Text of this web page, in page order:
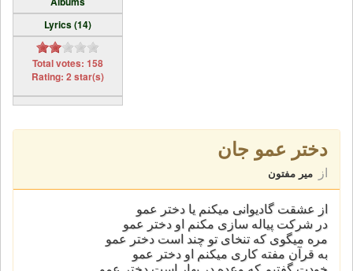
Lyrics (14)
Total votes: 158
Rating: 2 star(s)
دختر عمو جان
از میر مفتون
از عشقت گادیوانی میکنم یا دختر عمو
در شرکت پیاله سازی مکنم او دختر عمو
مره میگوی که تنخای تو چند است دختر عمو
به قرآن مفته کاری میکنم او دختر عمو